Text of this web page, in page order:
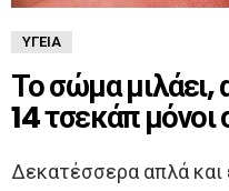
ΥΓΕΊΑ
Το σώμα μιλάει,
14 τσεκάπ μόνοι
Δεκατέσσερα απλά